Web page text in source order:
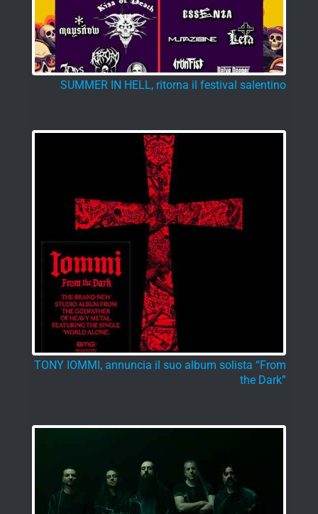
SUMMER IN HELL, ritorna il festival salentino
TONY IOMMI, annuncia il suo album solista “From